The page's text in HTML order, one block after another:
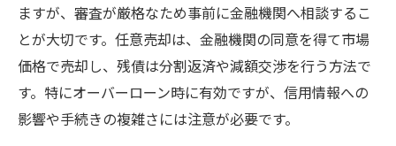
ますが、審査が厳格なため事前に金融機関へ相談するこ
とが大切です。任意売却は、金融機関の同意を得て市場
価格で売却し、残債は分割返済や減額交渉を行う方法で
す。特にオーバーローン時に有効ですが、信用情報への
影響や手続きの複雑さには注意が必要です。